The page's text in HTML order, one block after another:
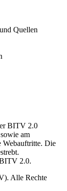
Quellen
BITV 2.0
am
Webauftritte. Die
2.0.
Alle Rechte